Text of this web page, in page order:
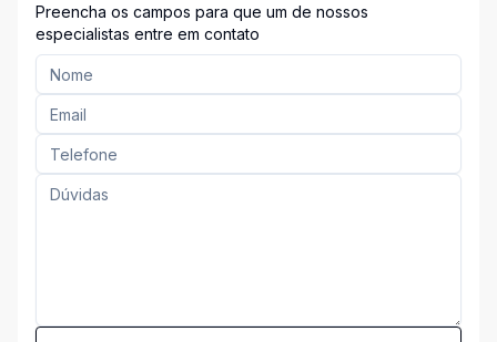
Preencha os campos para que um de nossos
especialistas entre em contato